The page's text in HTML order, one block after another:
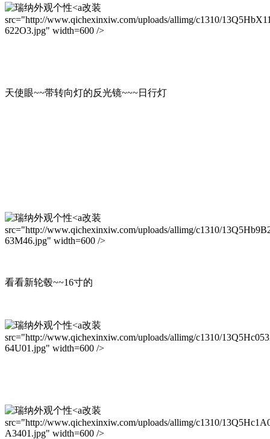
改装
src="http://www.qichexinxiw.com/uploads/allimg/c1310/
622O3.jpg" width=600 />
天使眼~~带转向灯的反光镜~~~日行灯
改装
src="http://www.qichexinxiw.com/uploads/allimg/c1310/
63M46.jpg" width=600 />
看看新轮毂~~16寸的
改装
src="http://www.qichexinxiw.com/uploads/allimg/c1310/
64U01.jpg" width=600 />
改装
src="http://www.qichexinxiw.com/uploads/allimg/c1310/
A3401.jpg" width=600 />